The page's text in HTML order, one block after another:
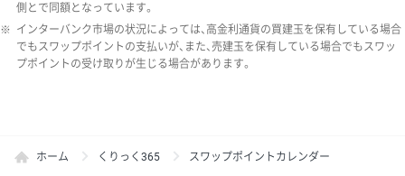
側とで同額となっています。
※ インターバンク市場の状況によっては、高金利通貨の買建玉を保有している場合
でもスワップポイントの支払いが、また、売建玉を保有している場合でもスワッ
プポイントの受け取りが生じる場合があります。
ホーム くりっく365 スワップポイントカレンダー